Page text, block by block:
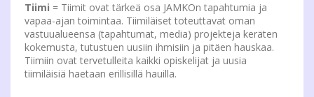
Tiimi = Tiimit ovat tärkeä osa JAMKOn tapahtumia ja
vapaa-ajan toimintaa. Tiimiläiset toteuttavat oman
vastuualueensa (tapahtumat, media) projekteja keräten
kokemusta, tutustuen uusiin ihmisiin ja pitäen hauskaa.
Tiimiin ovat tervetulleita kaikki opiskelijat ja uusia
tiimiläisiä haetaan erillisillä hauilla.